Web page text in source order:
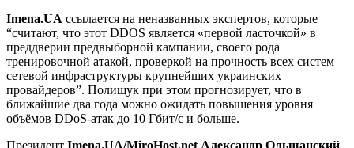
Imena.UA ссылается на неназванных экспертов, которые
“считают, что этот DDOS является «первой ласточкой» в
преддверии предвыборной кампании, своего рода
тренировочной атакой, проверкой на прочность всех систем
сетевой инфраструктуры крупнейших украинских
провайдеров”. Полищук при этом прогнозирует, что в
ближайшие два года можно ожидать повышения уровня
объёмов DDoS-атак до 10 Гбит/с и больше.